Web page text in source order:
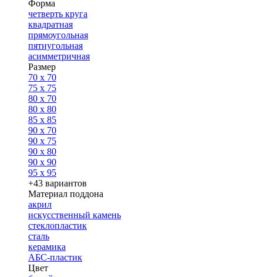
Форма
четверть круга
квадратная
прямоугольная
пятиугольная
асимметричная
Размер
70 x 70
75 x 75
80 x 70
80 x 80
85 x 85
90 x 70
90 x 75
90 x 80
90 x 90
95 x 95
+43 вариантов
Материал поддона
акрил
искусственный камень
стеклопластик
сталь
керамика
АБС-пластик
Цвет